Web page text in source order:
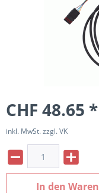
CHF 48.65 *
inkl. MwSt. zzgl. VK
In den